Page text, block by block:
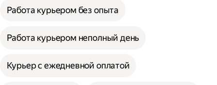
Работа курьером без опыта
Работа курьером неполный день
Курьер с ежедневной оплатой